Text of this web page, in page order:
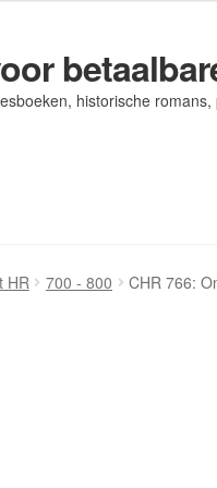
historische
HR 700 - 800 CHR 766: